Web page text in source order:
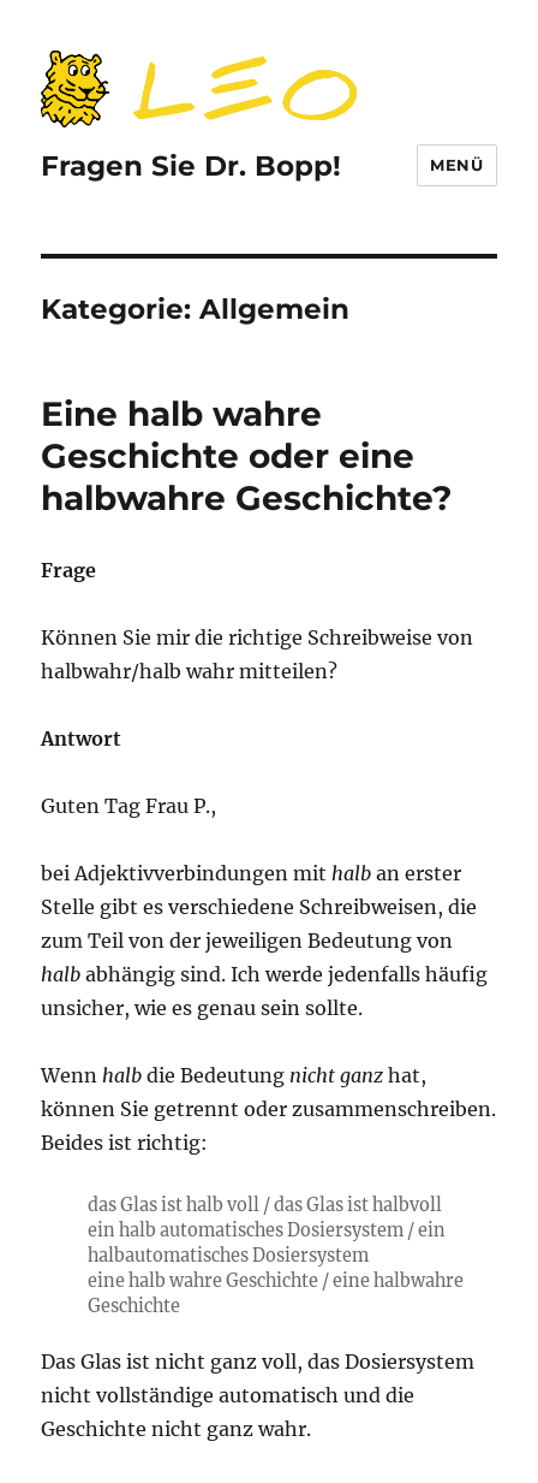
Fragen Sie Dr. Bopp! MENÜ
Kategorie:Allgemein
Eine halb wahre
Geschichte oder eine
halbwahre Geschichte?
Frage
Können Sie mir die richtige Schreibweise von
halbwahr/halb wahr mitteilen?
Antwort
Guten Tag Frau P.,
bei Adjektivverbindungen mithalb an erster
Stelle gibt es verschiedene Schreibweisen, die
zum Teil von der jeweiligen Bedeutung von
halb abhängig sind. Ich werde jedenfalls häufig
unsicher, wie es genau sein sollte.
Wennhalb die Bedeutung nicht ganz hat,
können Sie getrennt oder zusammenschreiben.
Beides ist richtig:
das Glas ist halb voll / das Glas ist halbvoll
ein halb automatisches Dosiersystem / ein
halbautomatisches Dosiersystem
eine halb wahre Geschichte / eine halbwahre
Geschichte
Das Glas ist nicht ganz voll, das Dosiersystem
nicht vollständige automatisch und die
Geschichte nicht ganz wahr.